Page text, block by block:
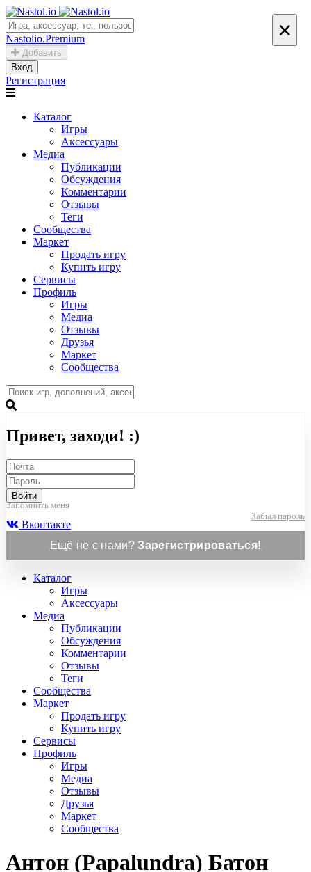
Nastolio.Premium
Добавить
Вход
Регистрация
Каталог
Игры
Аксессуары
Медиа
Публикации
Обсуждения
Комментарии
Отзывы
Теги
Сообщества
Маркет
Продать игру
Купить игру
Сервисы
Профиль
Игры
Медиа
Отзывы
Друзья
Маркет
Сообщества
×
Привет, заходи! :)
Войти
Запомнить меня
Забыл пароль
Вконтакте
Ещё не с нами?Зарегистрироваться!
Каталог
Игры
Аксессуары
Медиа
Публикации
Обсуждения
Комментарии
Отзывы
Теги
Сообщества
Маркет
Продать игру
Купить игру
Сервисы
Профиль
Игры
Медиа
Отзывы
Друзья
Маркет
Сообщества
Антон (Papalundra) Батон